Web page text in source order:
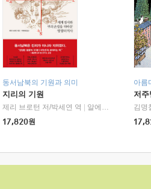
동서남북의 기원과 의미
지리의 기원
제리 브로턴 저/박세연 역
알에이치코리아(RHK)
17,820원
아름
저
김명